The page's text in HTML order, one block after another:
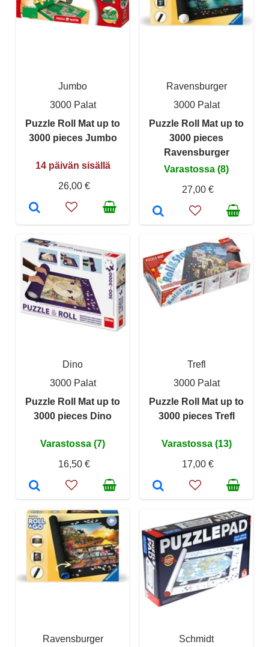
Jumbo
3000 Palat
Puzzle Roll Mat up to
3000 pieces Jumbo
14 päivän sisällä
26,00 €
Ravensburger
3000 Palat
Puzzle Roll Mat up to
3000 pieces
Ravensburger
Varastossa (8)
27,00 €
Dino
3000 Palat
Puzzle Roll Mat up to
3000 pieces Dino
Varastossa (7)
16,50 €
Trefl
3000 Palat
Puzzle Roll Mat up to
3000 pieces Trefl
Varastossa (13)
17,00 €
Ravensburger Schmidt